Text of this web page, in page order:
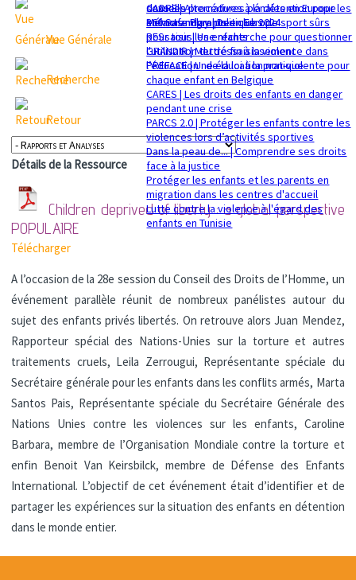
sexuelle
Mémorandum politique 2024
dans les procédures pénales en Europe
360 Safe Play | Des clubs de sport sûrs
pour tous les enfants
GRANDIR | Mettre fin à la violence dans
l’éducation : de la loi à la pratique
CADRE | Alternatives à la détention pour les
enfants migrants en Europe
RESsaisir | Une recherche pour questionner
l'utilisation du déssaisissement
PREFACE | Une éducation non-violente pour
chaque enfant en Belgique
CARES | Les droits des enfants en danger
pendant une crise
PARCS 2.0 | Protéger les enfants contre les
violences lors d’activités sportives
Dans la peau de... | Comprendre ses droits
face à la justice
Protéger les enfants et les parents en
migration dans les centres d'accueil
Lutte contre la violence à l'égard des
enfants en Tunisie
Vue Générale
Recherche
Retour
Détails de la Ressource
Children deprived of liberty : a global perspective
POPULAIRE
Télécharger
A l’occasion de la 28e session du Conseil des Droits de l’Homme, un
événement parallèle réunit de nombreux panélistes autour du
sujet des enfants privés libertés. On retrouve alors Juan Mendez,
Rapporteur spécial des Nations-Unies sur la torture et autres
traitements cruels, Leila Zerrougui, Représentante spéciale du
Secrétaire générale pour les enfants dans les conflits armés, Marta
Santos Pais, Représentante spéciale du Secrétaire Générale des
Nations Unies contre les violences sur les enfants, Caroline
Barbara, membre de l’Organisation Mondiale contre la torture et
enfin Benoit Van Keirsbilck, membre de Défense des Enfants
International. L’objectif de cet événement était d’identifier et de
partager les expériences sur la situation des enfants en détention
dans le monde entier.